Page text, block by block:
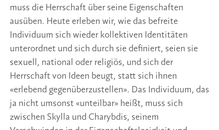
muss die Herrschaft über seine Eigenschaften
ausüben. Heute erleben wir, wie das befreite
Individuum sich wieder kollektiven Identitäten
unterordnet und sich durch sie definiert, seien sie
sexuell, national oder religiös, und sich der
Herrschaft von Ideen beugt, statt sich ihnen
«erlebend gegenüberzustellen». Das Individuum, das
ja nicht umsonst «unteilbar» heißt, muss sich
zwischen Skylla und Charybdis, seinem